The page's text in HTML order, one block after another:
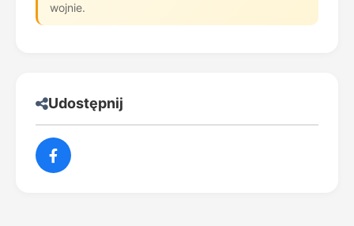
wojnie.
Udostępnij